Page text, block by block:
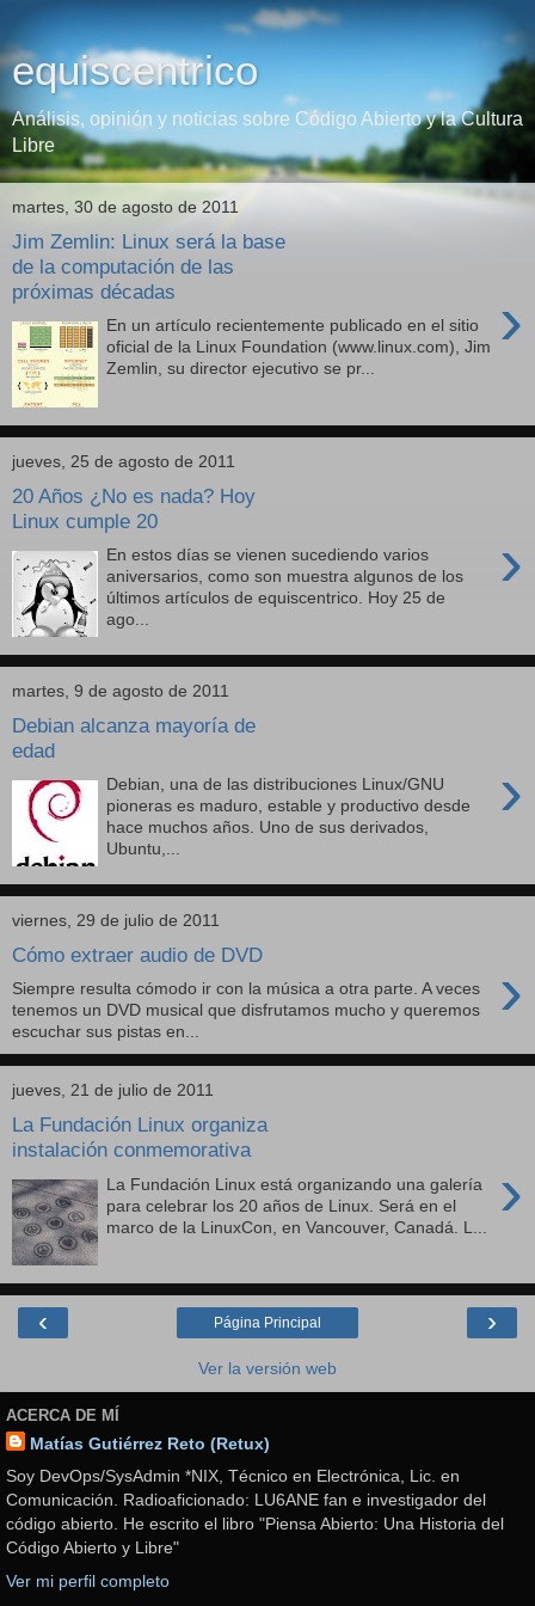
equiscentrico
Análisis, opinión y noticias sobre Código Abierto y la Cultura
Libre
martes, 30 de agosto de 2011
Jim Zemlin: Linux será la base
de la computación de las
próximas décadas
›
En un artículo recientemente publicado en el sitio
oficial de la Linux Foundation (www.linux.com), Jim
Zemlin, su director ejecutivo se pr...
jueves, 25 de agosto de 2011
20 Años ¿No es nada? Hoy
Linux cumple 20
›
En estos días se vienen sucediendo varios
aniversarios, como son muestra algunos de los
últimos artículos de equiscentrico. Hoy 25 de
ago...
martes, 9 de agosto de 2011
Debian alcanza mayoría de
edad
›
Debian, una de las distribuciones Linux/GNU
pioneras es maduro, estable y productivo desde
hace muchos años. Uno de sus derivados,
Ubuntu,...
viernes, 29 de julio de 2011
Cómo extraer audio de DVD ›
Siempre resulta cómodo ir con la música a otra parte. A veces
tenemos un DVD musical que disfrutamos mucho y queremos
escuchar sus pistas en...
jueves, 21 de julio de 2011
La Fundación Linux organiza
instalación conmemorativa
›
La Fundación Linux está organizando una galería
para celebrar los 20 años de Linux. Será en el
marco de la LinuxCon, en Vancouver, Canadá. L...
‹ ›
Página Principal
Ver la versión web
ACERCA DE MÍ
Matías Gutiérrez Reto (Retux)
Soy DevOps/SysAdmin *NIX, Técnico en Electrónica, Lic. en
Comunicación. Radioaficionado: LU6ANE fan e investigador del
código abierto. He escrito el libro "Piensa Abierto: Una Historia del
Código Abierto y Libre"
Ver mi perfil completo